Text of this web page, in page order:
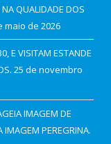
NA QUALIDADE DOS
maio de 2026
E VISITAM ESTANDE
25 de novembro
IMAGEM DE
IMAGEM PEREGRINA.